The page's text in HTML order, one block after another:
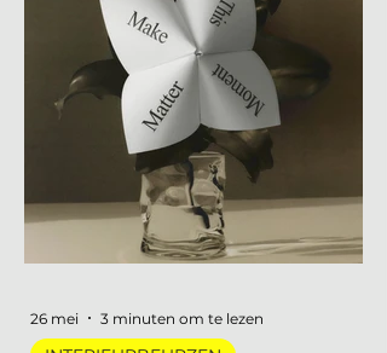
dit jaar is het aanbod ronduit sterk:
van een lang uitgesteld eerbetoon
aan een Nederlandse
designlegende tot een
tentoonstelling waar je letterlijk
moet bewegen om het werk te
begrijpen. Van digitale pioniers in
een Depot-zaal tot marmer dat
architectuur omvormt tot
tentoonstellingen, verspreid over
Nederland, die de moeite waard